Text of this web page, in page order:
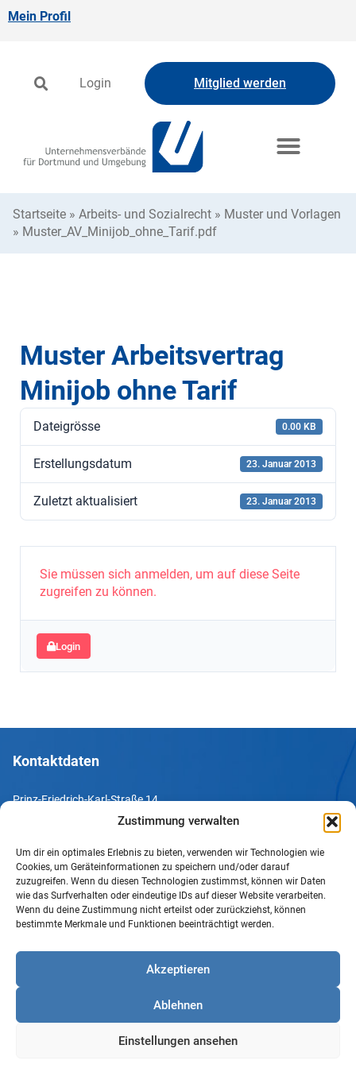
Zustimmung verwalten
Um dir ein optimales Erlebnis zu bieten, verwenden wir Technologien wie
Cookies, um Geräteinformationen zu speichern und/oder darauf
zuzugreifen. Wenn du diesen Technologien zustimmst, können wir Daten
wie das Surfverhalten oder eindeutige IDs auf dieser Website verarbeiten.
Wenn du deine Zustimmung nicht erteilst oder zurückziehst, können
bestimmte Merkmale und Funktionen beeinträchtigt werden.
Akzeptieren
Ablehnen
Einstellungen ansehen
Mein Profil
Login Mitglied werden
Startseite » Arbeits- und Sozialrecht » Muster und Vorlagen
» Muster_AV_Minijob_ohne_Tarif.pdf
Muster Arbeitsvertrag
Minijob ohne Tarif
Dateigrösse 0.00 KB
Erstellungsdatum 23. Januar 2013
Zuletzt aktualisiert 23. Januar 2013
Sie müssen sich anmelden, um auf diese Seite
zugreifen zu können.
Login
Kontaktdaten
Prinz-Friedrich-Karl-Straße 14
Tel. +49 231 952052-10
Fax +49 231 952052-60
e-Mail info@uv-do.de
Internet www.uv-do.de
Impressum